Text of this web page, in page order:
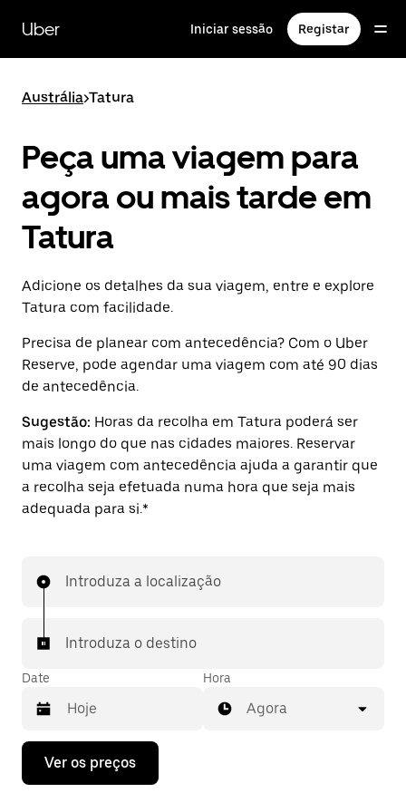
para
conteúdo
Uber Iniciar sessão Registar
Austrália>Tatura
Peça uma viagem para
agora ou mais tarde em
Tatura
Adicione os detalhes da sua viagem, entre e explore
Tatura com facilidade.
Precisa de planear com antecedência? Com o Uber
Reserve, pode agendar uma viagem com até 90 dias
de antecedência.
Sugestão: Horas da recolha em Tatura poderá ser
mais longo do que nas cidades maiores. Reservar
uma viagem com antecedência ajuda a garantir que
a recolha seja efetuada numa hora que seja mais
adequada para si.*
Introduza a localização
Introduza o destino
Date
Prima
tecla
Hora
Agora
Ver os preços